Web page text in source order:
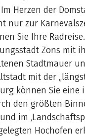
Herzen der
nur zur
Sie Ihre
Zons mit
Stadtmauer
mit der
können Sie eine
den größten
im
Hochofen